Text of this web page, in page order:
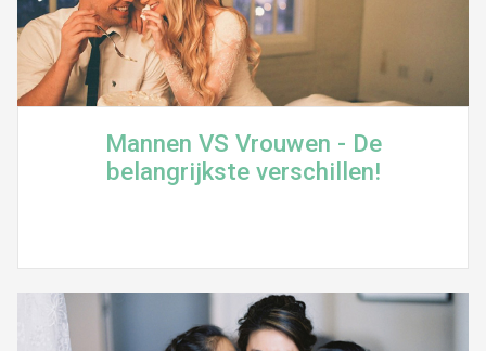
Mannen VS Vrouwen - De
belangrijkste verschillen!